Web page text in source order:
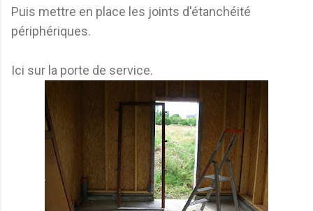
Puis mettre en place les joints d'étanchéité
périphériques.
Ici sur la porte de service.